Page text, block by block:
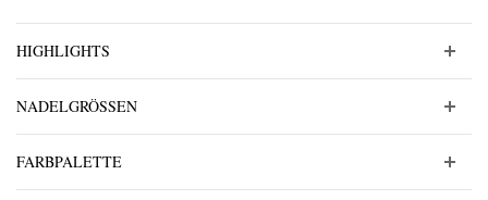
HIGHLIGHTS
NADELGRÖSSEN
FARBPALETTE